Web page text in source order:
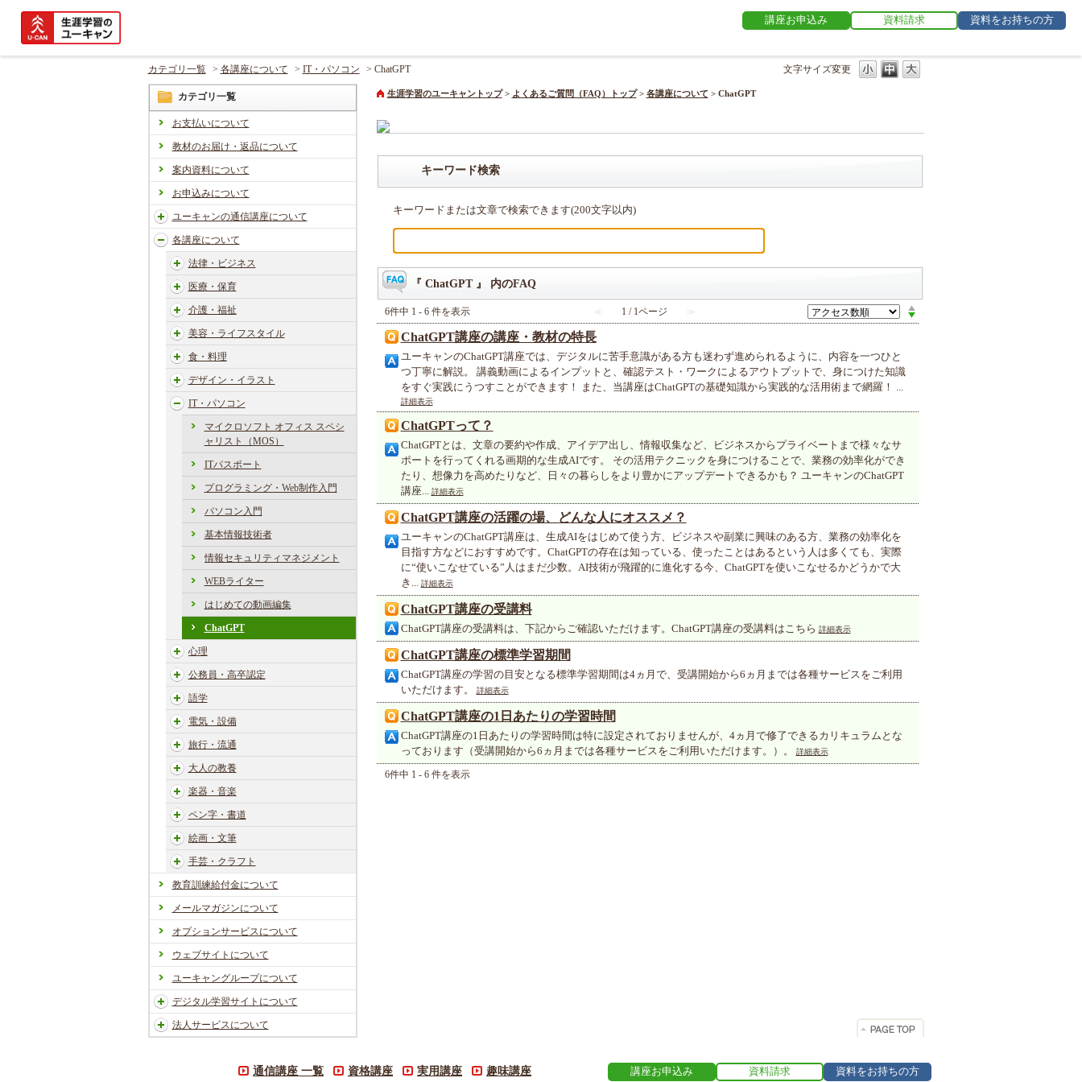
講座お申込み 資料請求 資料をお持ちの方
文字サイズ変更
カテゴリ一覧 > 各講座について > IT・パソコン > ChatGPT
カテゴリ一覧
お支払いについて
教材のお届け・返品について
案内資料について
お申込みについて
ユーキャンの通信講座について
各講座について
法律・ビジネス
医療・保育
介護・福祉
美容・ライフスタイル
食・料理
デザイン・イラスト
IT・パソコン
マイクロソフト オフィス スペシ
ャリスト（MOS）
ITパスポート
プログラミング・Web制作入門
パソコン入門
基本情報技術者
情報セキュリティマネジメント
WEBライター
はじめての動画編集
ChatGPT
心理
公務員・高卒認定
語学
電気・設備
旅行・流通
大人の教養
楽器・音楽
ペン字・書道
絵画・文筆
手芸・クラフト
教育訓練給付金について
メールマガジンについて
オプションサービスについて
ウェブサイトについて
ユーキャングループについて
デジタル学習サイトについて
法人サービスについて
生涯学習のユーキャントップ > よくあるご質問（FAQ）トップ > 各講座について > ChatGPT
キーワード検索
キーワードまたは文章で検索できます(200文字以内)
『 ChatGPT 』 内のFAQ
6件中 1 - 6 件を表示 ≪ 1 / 1ページ ≫
ChatGPT講座の講座・教材の特長
ユーキャンのChatGPT講座では、デジタルに苦手意識がある方も迷わず進められるように、内容を一つひと
つ丁寧に解説。 講義動画によるインプットと、確認テスト・ワークによるアウトプットで、身につけた知識
をすぐ実践にうつすことができます！ また、当講座はChatGPTの基礎知識から実践的な活用術まで網羅！ ...
詳細表示
ChatGPTって？
ChatGPTとは、文章の要約や作成、アイデア出し、情報収集など、ビジネスからプライベートまで様々なサ
ポートを行ってくれる画期的な生成AIです。 その活用テクニックを身につけることで、業務の効率化ができ
たり、想像力を高めたりなど、日々の暮らしをより豊かにアップデートできるかも？ ユーキャンのChatGPT
講座... 詳細表示
ChatGPT講座の活躍の場、どんな人にオススメ？
ユーキャンのChatGPT講座は、生成AIをはじめて使う方、ビジネスや副業に興味のある方、業務の効率化を
目指す方などにおすすめです。ChatGPTの存在は知っている、使ったことはあるという人は多くても、実際
に“使いこなせている”人はまだ少数。AI技術が飛躍的に進化する今、ChatGPTを使いこなせるかどうかで大
き... 詳細表示
ChatGPT講座の受講料
ChatGPT講座の受講料は、下記からご確認いただけます。ChatGPT講座の受講料はこちら 詳細表示
ChatGPT講座の標準学習期間
ChatGPT講座の学習の目安となる標準学習期間は4ヵ月で、受講開始から6ヵ月までは各種サービスをご利用
いただけます。
詳細表示
ChatGPT講座の1日あたりの学習時間
ChatGPT講座の1日あたりの学習時間は特に設定されておりませんが、4ヵ月で修了できるカリキュラムとな
っております（受講開始から6ヵ月までは各種サービスをご利用いただけます。）。
詳細表示
6件中 1 - 6 件を表示
通信講座 一覧 資格講座 実用講座 趣味講座 講座お申込み 資料請求 資料をお持ちの方